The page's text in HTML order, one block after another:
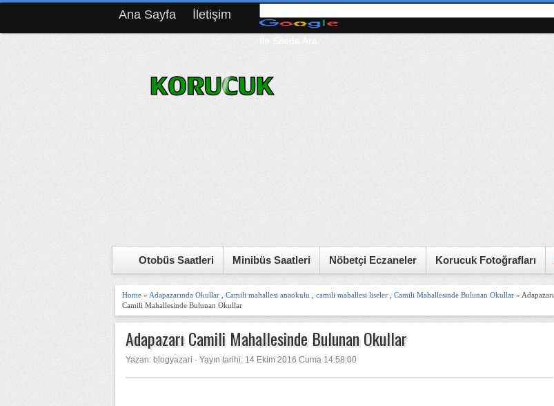
Ana Sayfa İletişim
Otobüs Saatleri Minibüs Saatleri Nöbetçi Eczaneler Korucuk Fotoğrafları
Home » Adapazarında Okullar Camili mahallesi anaokulu camili mahallesi liseler Camili Mahallesinde Bulunan Okullar » Adapazarı
Camili Mahallesinde Bulunan Okullar
Adapazarı Camili Mahallesinde Bulunan Okullar
Yazan: blogyazari · Yayın tarihi: 14 Ekim 2016 Cuma 14:58:00